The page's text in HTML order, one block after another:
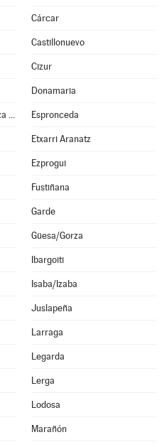
Cárcar
Castillonuevo
Cizur
Donamaria
Esparza de Salazar/Espartza Zaraitzu Espronceda
Etxarri Aranatz
Ezprogui
Fustiñana
Garde
Güesa/Gorza
Ibargoiti
Isaba/Izaba
Juslapeña
Larraga
Legarda
Lerga
Lodosa
Marañón